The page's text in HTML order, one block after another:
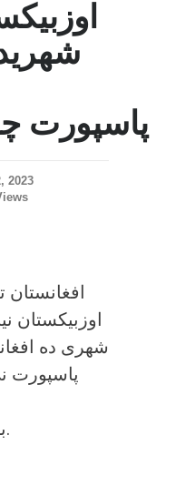
پاسپورت
2023
شهری ده
باشلنگنیدن خبر بیرگنلر.